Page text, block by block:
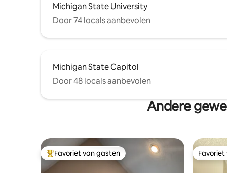
Michigan State University
Door 74 locals aanbevolen
Michigan State Capitol
Door 48 locals aanbevolen
Andere
Topfavoriet van gasten
Favoriet van gasten